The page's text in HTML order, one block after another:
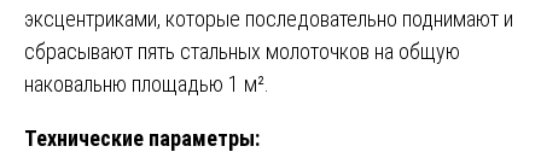
эксцентриками, которые последовательно поднимают и
сбрасывают пять стальных молоточков на общую
наковальню площадью 1 м².
Технические параметры: